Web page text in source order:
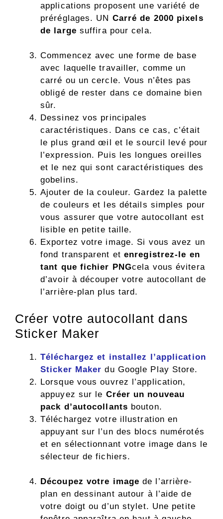
applications proposent une variété de
préréglages. UN Carré de 2000 pixels
de large suffira pour cela.
Commencez avec une forme de base
avec laquelle travailler, comme un
carré ou un cercle. Vous n’êtes pas
obligé de rester dans ce domaine bien
sûr.
Dessinez vos principales
caractéristiques. Dans ce cas, c’était
le plus grand œil et le sourcil levé pour
l’expression. Puis les longues oreilles
et le nez qui sont caractéristiques des
gobelins.
Ajouter de la couleur. Gardez la palette
de couleurs et les détails simples pour
vous assurer que votre autocollant est
lisible en petite taille.
Exportez votre image. Si vous avez un
fond transparent etenregistrez-le en
tant que fichier PNGcela vous évitera
d’avoir à découper votre autocollant de
l’arrière-plan plus tard.
Créer votre autocollant dans
Sticker Maker
Téléchargez et installez l’application
Sticker Maker du Google Play Store.
Lorsque vous ouvrez l’application,
appuyez sur le Créer un nouveau
pack d’autocollants bouton.
Téléchargez votre illustration en
appuyant sur l’un des blocs numérotés
et en sélectionnant votre image dans le
sélecteur de fichiers.
Découpez votre image de l’arrière-
plan en dessinant autour à l’aide de
votre doigt ou d’un stylet. Une petite